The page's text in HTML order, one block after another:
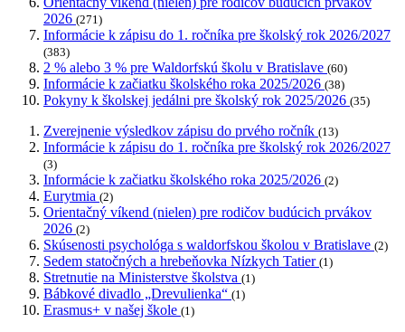
2026 (271)
Informácie k zápisu do 1. ročníka pre školský rok 2026/2027
(383)
2 % alebo 3 % pre Waldorfskú školu v Bratislave (60)
Informácie k začiatku školského roka 2025/2026 (38)
Pokyny k školskej jedálni pre školský rok 2025/2026 (35)
Zverejnenie výsledkov zápisu do prvého ročník (13)
Informácie k zápisu do 1. ročníka pre školský rok 2026/2027
(3)
Informácie k začiatku školského roka 2025/2026 (2)
Eurytmia (2)
Orientačný víkend (nielen) pre rodičov budúcich prvákov
2026 (2)
Skúsenosti psychológa s waldorfskou školou v Bratislave (2)
Sedem statočných a hrebeňovka Nízkych Tatier (1)
Stretnutie na Ministerstve školstva (1)
Bábkové divadlo „Drevulienka“ (1)
Erasmus+ v našej škole (1)